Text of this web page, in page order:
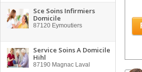
Sce Soins Infirmiers
Domicile
87120 Eymoutiers
Service Soins A Domicile
Hihl
87190 Magnac Laval